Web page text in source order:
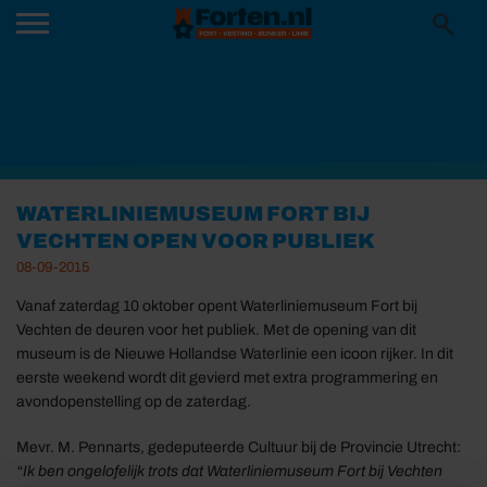
WATERLINIEMUSEUM FORT BIJ
VECHTEN OPEN VOOR PUBLIEK
08-09-2015
Vanaf zaterdag 10 oktober opent Waterliniemuseum Fort bij
Vechten de deuren voor het publiek. Met de opening van dit
museum is de Nieuwe Hollandse Waterlinie een icoon rijker. In dit
eerste weekend wordt dit gevierd met extra programmering en
avondopenstelling op de zaterdag.
Mevr. M. Pennarts, gedeputeerde Cultuur bij de Provincie Utrecht:
“Ik ben ongelofelijk trots dat Waterliniemuseum Fort bij Vechten